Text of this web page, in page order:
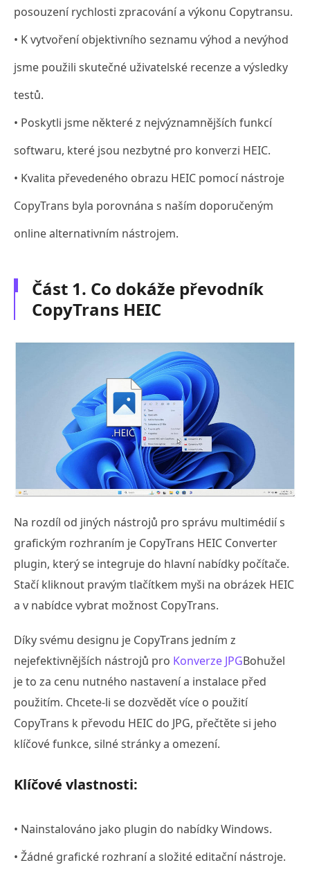
posouzení rychlosti zpracování a výkonu Copytransu.
• K vytvoření objektivního seznamu výhod a nevýhod
jsme použili skutečné uživatelské recenze a výsledky
testů.
• Poskytli jsme některé z nejvýznamnějších funkcí
softwaru, které jsou nezbytné pro konverzi HEIC.
• Kvalita převedeného obrazu HEIC pomocí nástroje
CopyTrans byla porovnána s naším doporučeným
online alternativním nástrojem.
Část 1. Co dokáže převodník
CopyTrans HEIC
Na rozdíl od jiných nástrojů pro správu multimédií s
grafickým rozhraním je CopyTrans HEIC Converter
plugin, který se integruje do hlavní nabídky počítače.
Stačí kliknout pravým tlačítkem myši na obrázek HEIC
a v nabídce vybrat možnost CopyTrans.
Díky svému designu je CopyTrans jedním z
nejefektivnějších nástrojů pro Konverze JPGBohužel
je to za cenu nutného nastavení a instalace před
použitím. Chcete-li se dozvědět více o použití
CopyTrans k převodu HEIC do JPG, přečtěte si jeho
klíčové funkce, silné stránky a omezení.
Klíčové vlastnosti:
• Nainstalováno jako plugin do nabídky Windows.
• Žádné grafické rozhraní a složité editační nástroje.